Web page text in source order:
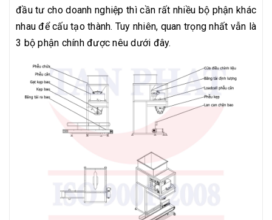
đầu tư cho doanh nghiệp thì cần rất nhiều bộ phận khác
nhau để cấu tạo thành. Tuy nhiên, quan trọng nhất vẫn là
3 bộ phận chính được nêu dưới đây.